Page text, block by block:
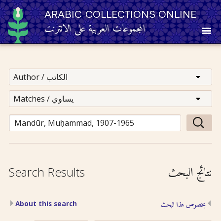
ARABIC COLLECTIONS ONLINE
المجموعات العربية على الانترنت
Other Resources
Browse
Browse by Category
Search
Search Results نتائج البحث
About this search بخصوص هذا البحث